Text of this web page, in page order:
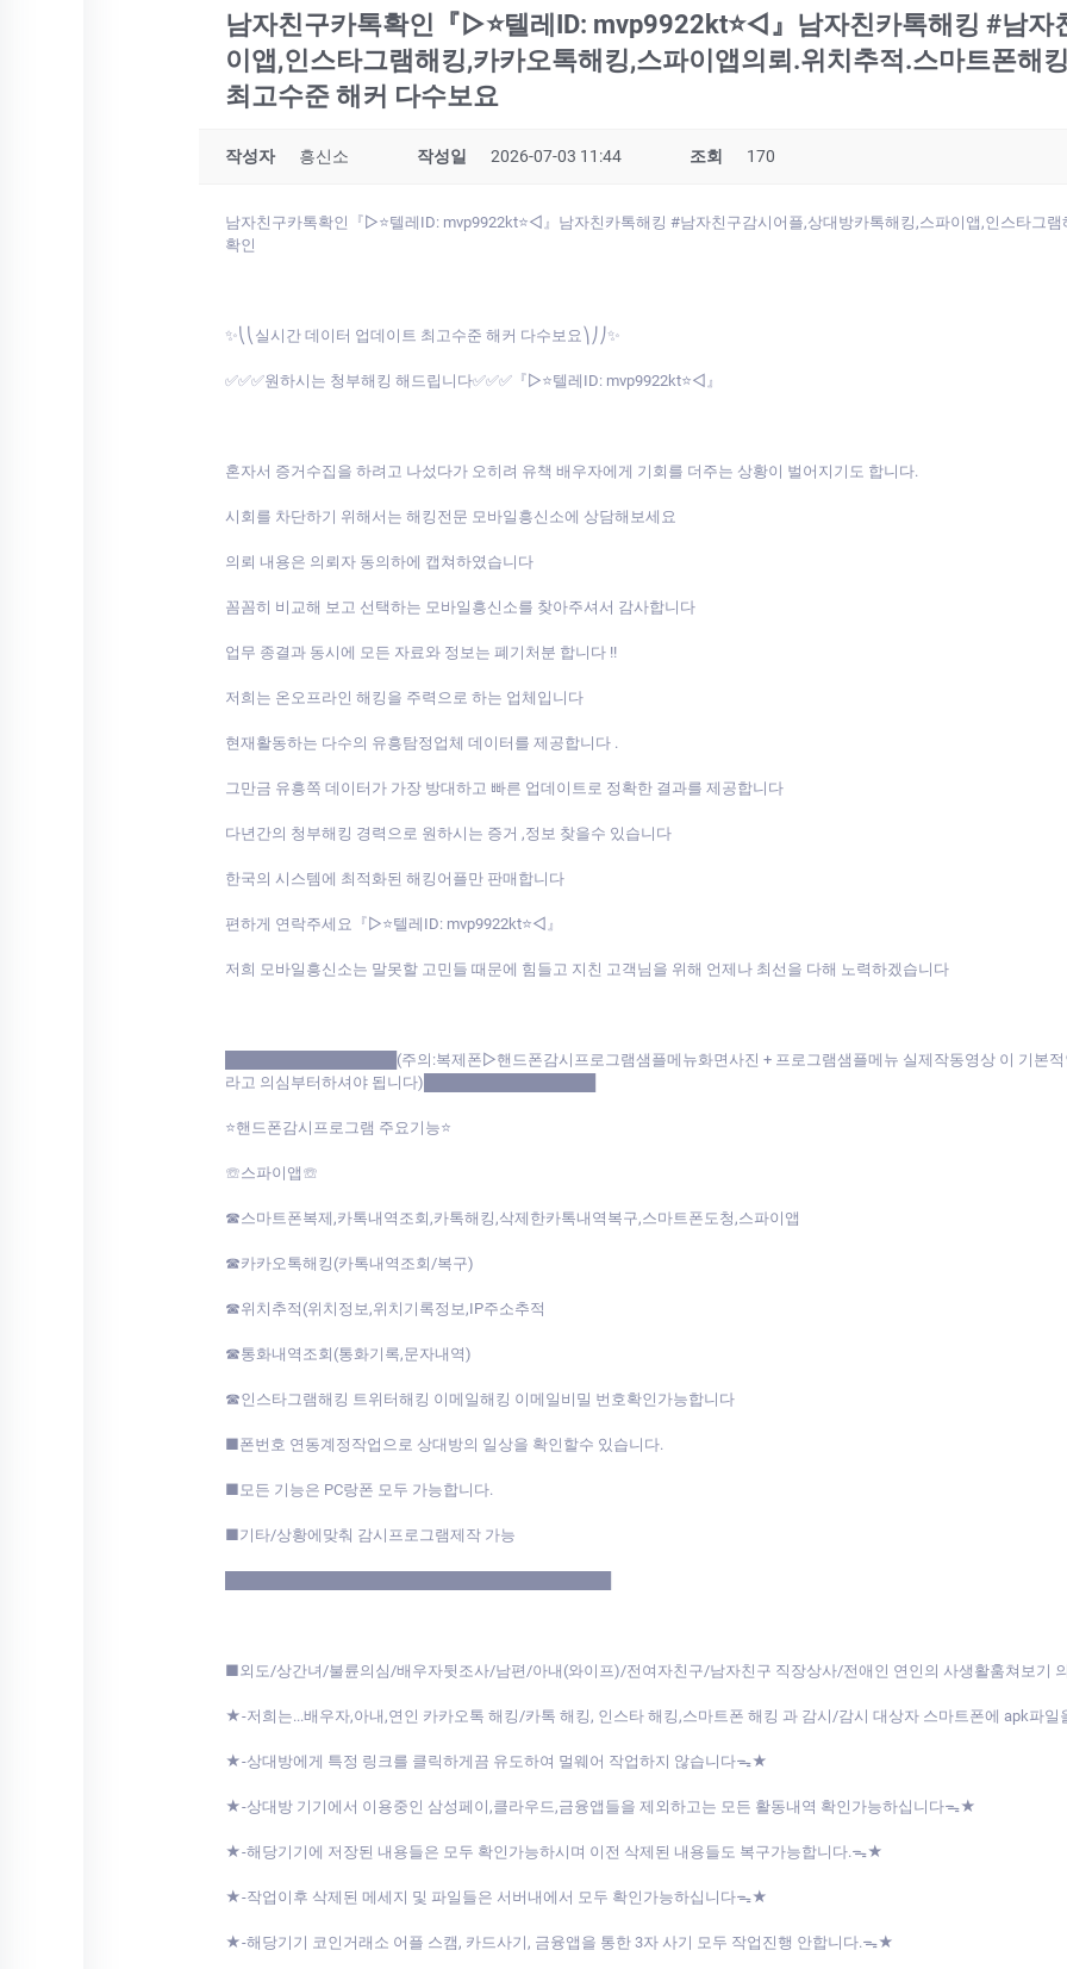
남자친구카톡확인『▷⭐텔레ID: mvp9922kt⭐◁』남자친카톡해킹 #남자
이앱,인스타그램해킹,카카오톡해킹,스파이앱의뢰.위치추적.스마트폰해
최고수준 해커 다수보요
작성자 흥신소 작성일 2026-07-03 11:44 조회 170
남자친구카톡확인『▷⭐텔레ID: mvp9922kt⭐◁』남자친카톡해킹 #남자친구감시어플,상대방카톡해킹,스파이앱,인스타그
확인
✨⎝⎝실시간 데이터 업데이트 최고수준 해커 다수보요⎞⎠⎠✨
✅✅✅원하시는 청부해킹 해드립니다✅✅✅『▷⭐텔레ID: mvp9922kt⭐◁』
혼자서 증거수집을 하려고 나섰다가 오히려 유책 배우자에게 기회를 더주는 상황이 벌어지기도 합니다.
시회를 차단하기 위해서는 해킹전문 모바일흥신소에 상담해보세요
의뢰 내용은 의뢰자 동의하에 캡쳐하였습니다
꼼꼼히 비교해 보고 선택하는 모바일흥신소를 찾아주셔서 감사합니다
업무 종결과 동시에 모든 자료와 정보는 폐기처분 합니다 !!
저희는 온오프라인 해킹을 주력으로 하는 업체입니다
현재활동하는 다수의 유흥탐정업체 데이터를 제공합니다 .
그만금 유흥쪽 데이터가 가장 방대하고 빠른 업데이트로 정확한 결과를 제공합니다
다년간의 청부해킹 경력으로 원하시는 증거 ,정보 찾을수 있습니다
한국의 시스템에 최적화된 해킹어플만 판매합니다
편하게 연락주세요『▷⭐텔레ID: mvp9922kt⭐◁』
저희 모바일흥신소는 말못할 고민들 때문에 힘들고 지친 고객님을 위해 언제나 최선을 다해 노력하겠습니다
████████████████(주의:복제폰▷핸드폰감시프로그램샘플메뉴화면사진 + 프로그램샘플메뉴 실제작동영상 이 기본적
라고 의심부터하셔야 됩니다)████████████████
⭐핸드폰감시프로그램 주요기능⭐
☏스파이앱☏
☎스마트폰복제,카톡내역조회,카톡해킹,삭제한카톡내역복구,스마트폰도청,스파이앱
☎카카오톡해킹(카톡내역조회/복구)
☎위치추적(위치정보,위치기록정보,IP주소추적
☎통화내역조회(통화기록,문자내역)
☎인스타그램해킹 트위터해킹 이메일해킹 이메일비밀 번호확인가능합니다
■폰번호 연동계정작업으로 상대방의 일상을 확인할수 있습니다.
■모든 기능은 PC랑폰 모두 가능합니다.
■기타/상황에맞춰 감시프로그램제작 가능
■외도/상간녀/불륜의심/배우자뒷조사/남편/아내(와이프)/전여자친구/남자친구 직장상사/전애인 연인의 사생활훔쳐보기
★-저희는...배우자,아내,연인 카카오톡 해킹/카톡 해킹, 인스타 해킹,스마트폰 해킹 과 감시/감시 대상자 스마트폰에 apk
★-상대방에게 특정 링크를 클릭하게끔 유도하여 멀웨어 작업하지 않습니다ᯓ★
★-상대방 기기에서 이용중인 삼성페이,클라우드,금융앱들을 제외하고는 모든 활동내역 확인가능하십니다ᯓ★
★-해당기기에 저장된 내용들은 모두 확인가능하시며 이전 삭제된 내용들도 복구가능합니다.ᯓ★
★-작업이후 삭제된 메세지 및 파일들은 서버내에서 모두 확인가능하십니다ᯓ★
★-해당기기 코인거래소 어플 스캠, 카드사기, 금융앱을 통한 3자 사기 모두 작업진행 안합니다.ᯓ★